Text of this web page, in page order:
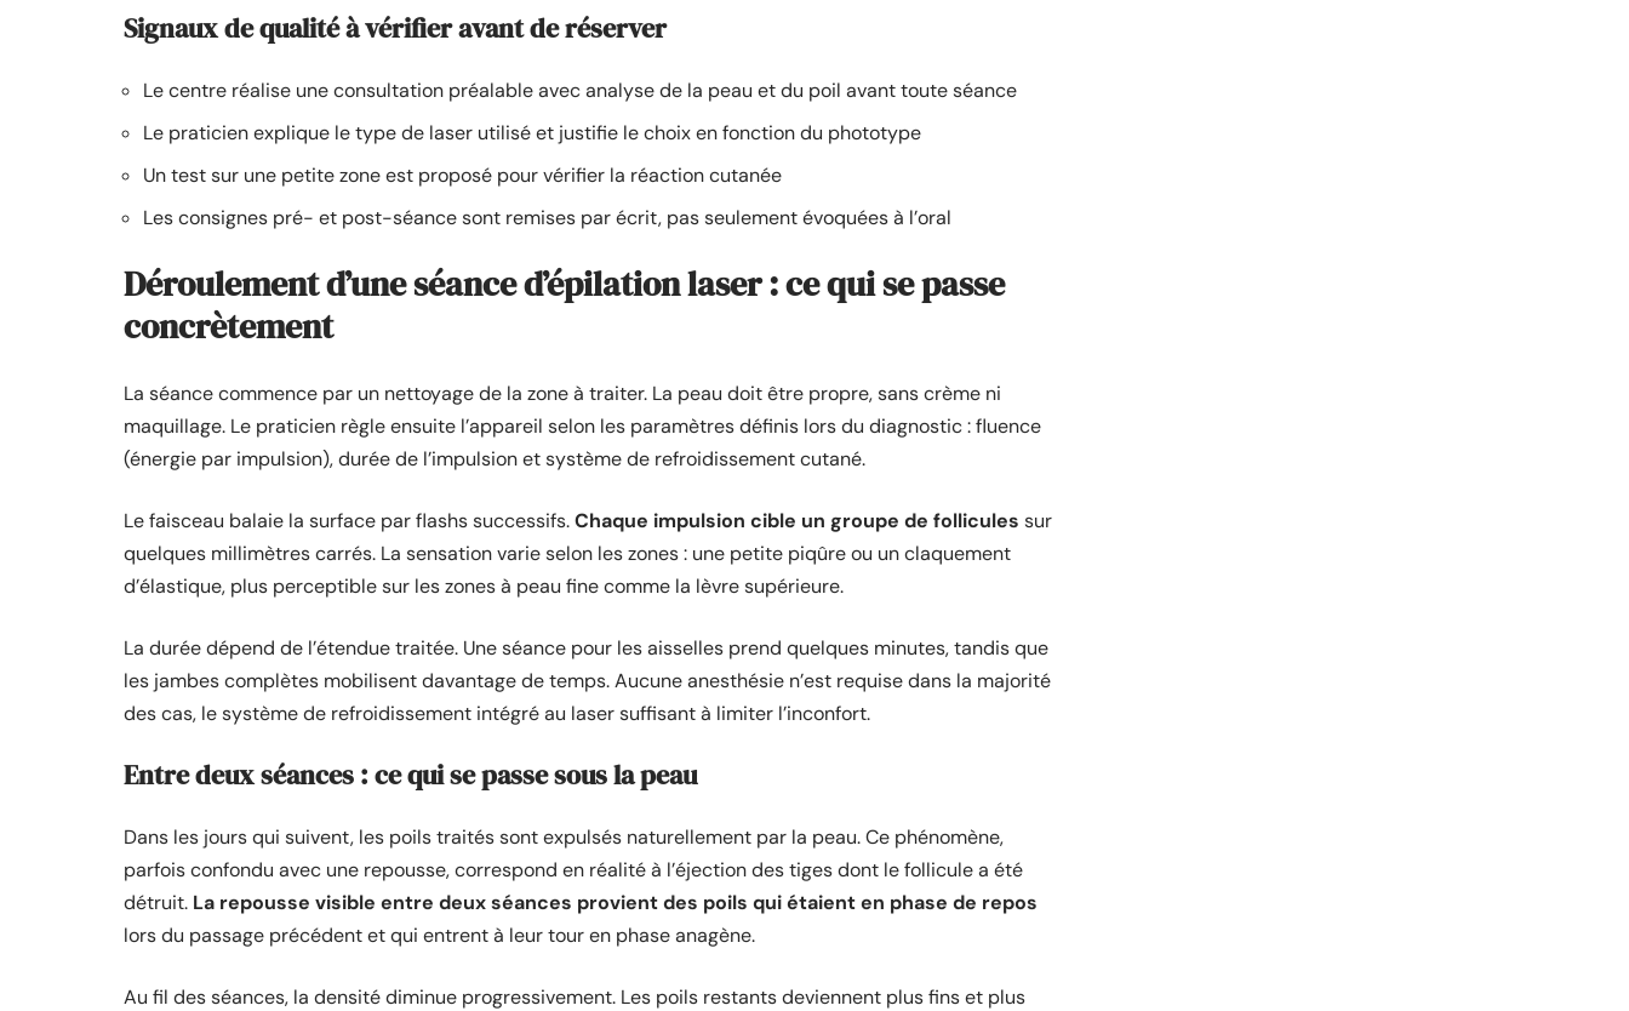
Signaux de qualité à vérifier avant de réserver
Le centre réalise une consultation préalable avec analyse de la peau et du poil avant toute séance
Le praticien explique le type de laser utilisé et justifie le choix en fonction du phototype
Un test sur une petite zone est proposé pour vérifier la réaction cutanée
Les consignes pré- et post-séance sont remises par écrit, pas seulement évoquées à l’oral
Déroulement d’une séance d’épilation laser : ce qui se passe
concrètement
La séance commence par un nettoyage de la zone à traiter. La peau doit être propre, sans crème ni
maquillage. Le praticien règle ensuite l’appareil selon les paramètres définis lors du diagnostic : fluence
(énergie par impulsion), durée de l’impulsion et système de refroidissement cutané.
Le faisceau balaie la surface par flashs successifs.Chaque impulsion cible un groupe de follicules sur
quelques millimètres carrés. La sensation varie selon les zones : une petite piqûre ou un claquement
d’élastique, plus perceptible sur les zones à peau fine comme la lèvre supérieure.
La durée dépend de l’étendue traitée. Une séance pour les aisselles prend quelques minutes, tandis que
les jambes complètes mobilisent davantage de temps. Aucune anesthésie n’est requise dans la majorité
des cas, le système de refroidissement intégré au laser suffisant à limiter l’inconfort.
Entre deux séances : ce qui se passe sous la peau
Dans les jours qui suivent, les poils traités sont expulsés naturellement par la peau. Ce phénomène,
parfois confondu avec une repousse, correspond en réalité à l’éjection des tiges dont le follicule a été
détruit. La repousse visible entre deux séances provient des poils qui étaient en phase de repos
lors du passage précédent et qui entrent à leur tour en phase anagène.
Au fil des séances, la densité diminue progressivement. Les poils restants deviennent plus fins et plus